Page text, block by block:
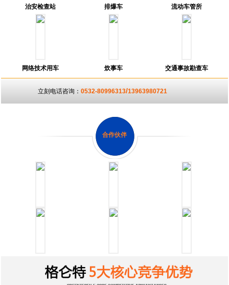
治安检查站 排爆车 流动车管所
网络技术用车 炊事车 交通事故勘查车
立刻电话咨询：0532-80996313/13963980721
合作伙伴